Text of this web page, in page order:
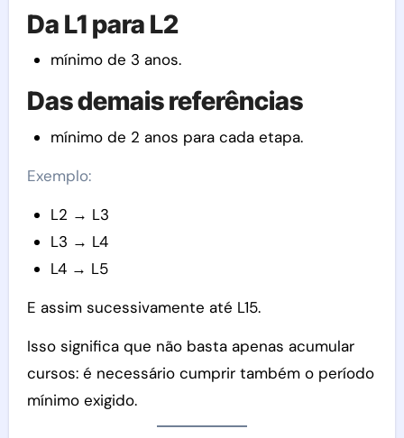
Da L1 para L2
mínimo de 3 anos.
Das demais referências
mínimo de 2 anos para cada etapa.
Exemplo:
L2 → L3
L3 → L4
L4 → L5
E assim sucessivamente até L15.
Isso significa que não basta apenas acumular
cursos: é necessário cumprir também o período
mínimo exigido.